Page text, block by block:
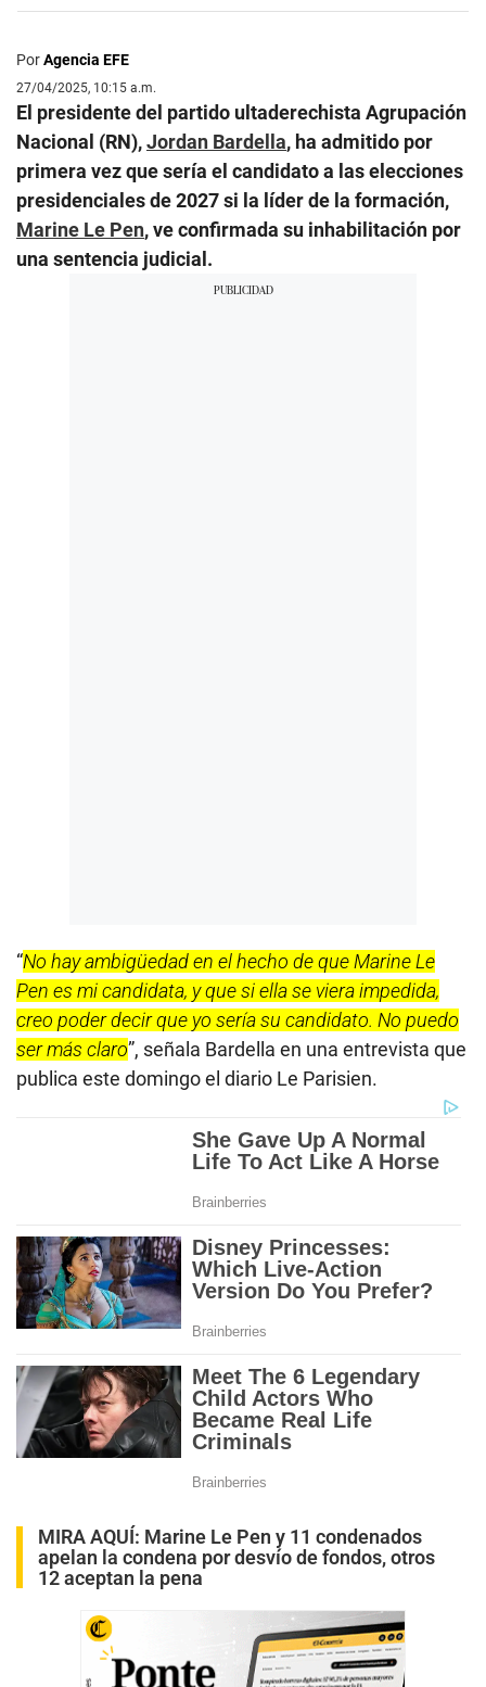
PorAgencia EFE
27/04/2025, 10:15 a.m.
El presidente del partido ultaderechista Agrupación
Nacional (RN),Jordan Bardella, ha admitido por
primera vez que sería el candidato a las elecciones
presidenciales de 2027 si la líder de la formación,
Marine Le Pen, ve confirmada su inhabilitación por
una sentencia judicial.
“No hay ambigüedad en el hecho de que Marine Le
Pen es mi candidata, y que si ella se viera impedida,
creo poder decir que yo sería su candidato. No puedo
ser más claro”, señala Bardella en una entrevista que
publica este domingo el diario Le Parisien.
MIRA AQUÍ: Marine Le Pen y 11 condenados
apelan la condena por desvío de fondos, otros
12 aceptan la pena